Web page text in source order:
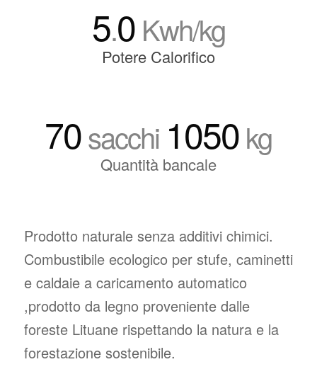
5.0Kwh/kg
Potere Calorifico
70sacchi 1050kg
Quantità bancale
Prodotto naturale senza additivi chimici.
Combustibile ecologico per stufe, caminetti
e caldaie a caricamento automatico
,prodotto da legno proveniente dalle
foreste Lituane rispettando la natura e la
forestazione sostenibile.